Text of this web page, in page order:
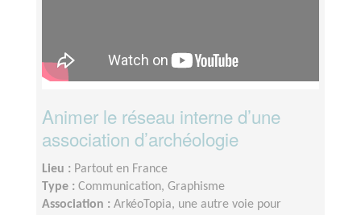
Animer le réseau interne d’une
association d’archéologie
Lieu : Partout en France
Type : Communication, Graphisme
Association : ArkéoTopia, une autre voie pour